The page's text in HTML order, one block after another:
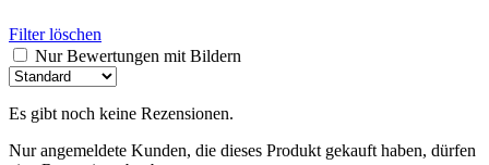
Filter löschen
Nur Bewertungen mit Bildern
Es gibt noch keine Rezensionen.
Nur angemeldete Kunden, die dieses Produkt gekauft haben, dürfen